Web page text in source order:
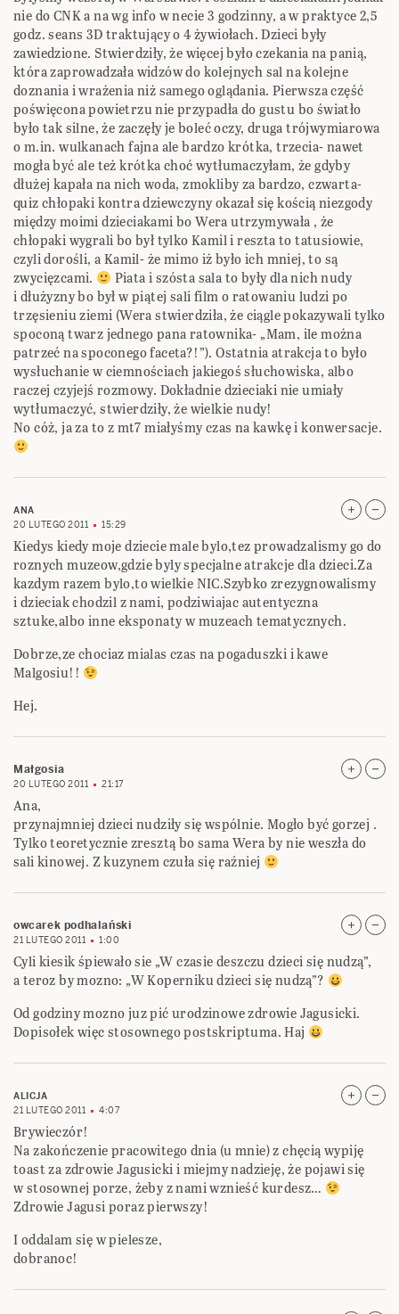
nie do CNK a na wg info w necie 3 godzinny, a w praktyce 2,5
godz. seans 3D traktujący o 4 żywiołach. Dzieci były
zawiedzione. Stwierdziły, że więcej było czekania na panią,
która zaprowadzała widzów do kolejnych sal na kolejne
doznania i wrażenia niż samego oglądania. Pierwsza część
poświęcona powietrzu nie przypadła do gustu bo światło
było tak silne, że zaczęły je boleć oczy, druga trójwymiarowa
o m.in. wulkanach fajna ale bardzo krótka, trzecia- nawet
mogła być ale też krótka choć wytłumaczyłam, że gdyby
dłużej kapała na nich woda, zmokliby za bardzo, czwarta-
quiz chłopaki kontra dziewczyny okazał się kością niezgody
między moimi dzieciakami bo Wera utrzymywała , że
chłopaki wygrali bo był tylko Kamil i reszta to tatusiowie,
czyli dorośli, a Kamil- że mimo iż było ich mniej, to są
zwycięzcami.
Piata i szósta sala to były dla nich nudy
i dłużyzny bo był w piątej sali film o ratowaniu ludzi po
trzęsieniu ziemi (Wera stwierdziła, że ciągle pokazywali tylko
spoconą twarz jednego pana ratownika- „Mam, ile można
patrzeć na spoconego faceta?!”). Ostatnia atrakcja to było
wysłuchanie w ciemnościach jakiegoś słuchowiska, albo
raczej czyjejś rozmowy. Dokładnie dzieciaki nie umiały
wytłumaczyć, stwierdziły, że wielkie nudy!
No cóż, ja za to z mt7 miałyśmy czas na kawkę i konwersacje.
ANA
20 LUTEGO 2011
15:29
Kiedys kiedy moje dziecie male bylo,tez prowadzalismy go do
roznych muzeow,gdzie byly specjalne atrakcje dla dzieci.Za
kazdym razem bylo,to wielkie NIC.Szybko zrezygnowalismy
i dzieciak chodzil z nami, podziwiajac autentyczna
sztuke,albo inne eksponaty w muzeach tematycznych.
Dobrze,ze chociaz mialas czas na pogaduszki i kawe
Malgosiu!!
Hej.
Małgosia
20 LUTEGO 2011 21:17
Ana,
przynajmniej dzieci nudziły się wspólnie. Mogło być gorzej .
Tylko teoretycznie zresztą bo sama Wera by nie weszła do
sali kinowej. Z kuzynem czuła się raźniej
owcarek podhalański
21 LUTEGO 2011 1:00
Cyli kiesik śpiewało sie „W czasie deszczu dzieci się nudzą”,
a teroz by mozno: „W Koperniku dzieci się nudzą”?
Od godziny mozno juz pić urodzinowe zdrowie Jagusicki.
Dopisołek więc stosownego postskriptuma. Haj
ALICJA
21 LUTEGO 2011
4:07
Brywieczór!
Na zakończenie pracowitego dnia (u mnie) z chęcią wypiję
toast za zdrowie Jagusicki i miejmy nadzieję, że pojawi się
w stosownej porze, żeby z nami wznieść kurdesz…
Zdrowie Jagusi poraz pierwszy!
I oddalam się w pielesze,
dobranoc!